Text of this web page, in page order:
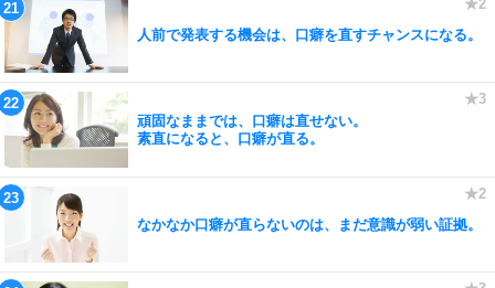
人前で発表する機会は、口癖を直すチャンスになる。
頑固なままでは、口癖は直せない。
素直になると、口癖が直る。
なかなか口癖が直らないのは、まだ意識が弱い証拠。